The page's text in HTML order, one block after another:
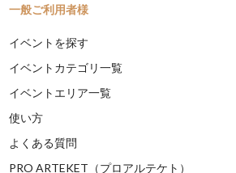
一般ご利用者様
イベントを探す
イベントカテゴリ一覧
イベントエリア一覧
使い方
よくある質問
PRO ARTEKET（プロアルテケト）